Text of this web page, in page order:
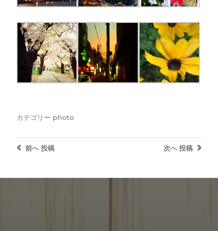
カテゴリー photo
次へ 投稿
前へ投稿